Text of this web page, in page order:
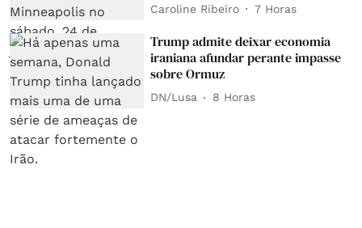
Caroline Ribeiro 7 Horas
Trump admite deixar economia
iraniana afundar perante impasse
sobre Ormuz
DN/Lusa 8 Horas